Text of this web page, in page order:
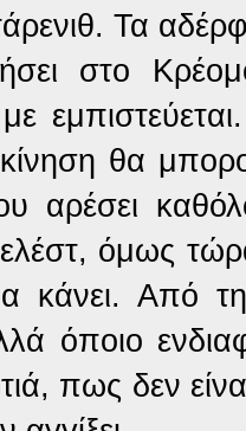
Τα
στο
θα
αρέσει
όμως
κάνει. Από
όποιο
πως δεν